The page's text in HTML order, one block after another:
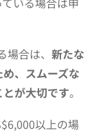
合は、 新たな
、スムーズな
が大切です。
以上の場